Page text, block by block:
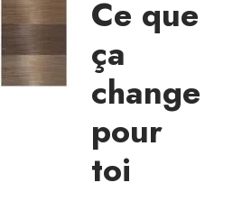
Ce que
ça
change
pour
toi